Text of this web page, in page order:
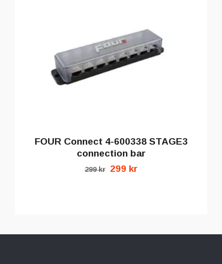
FOUR Connect 4-600338 STAGE3
connection bar
299 kr 299 kr